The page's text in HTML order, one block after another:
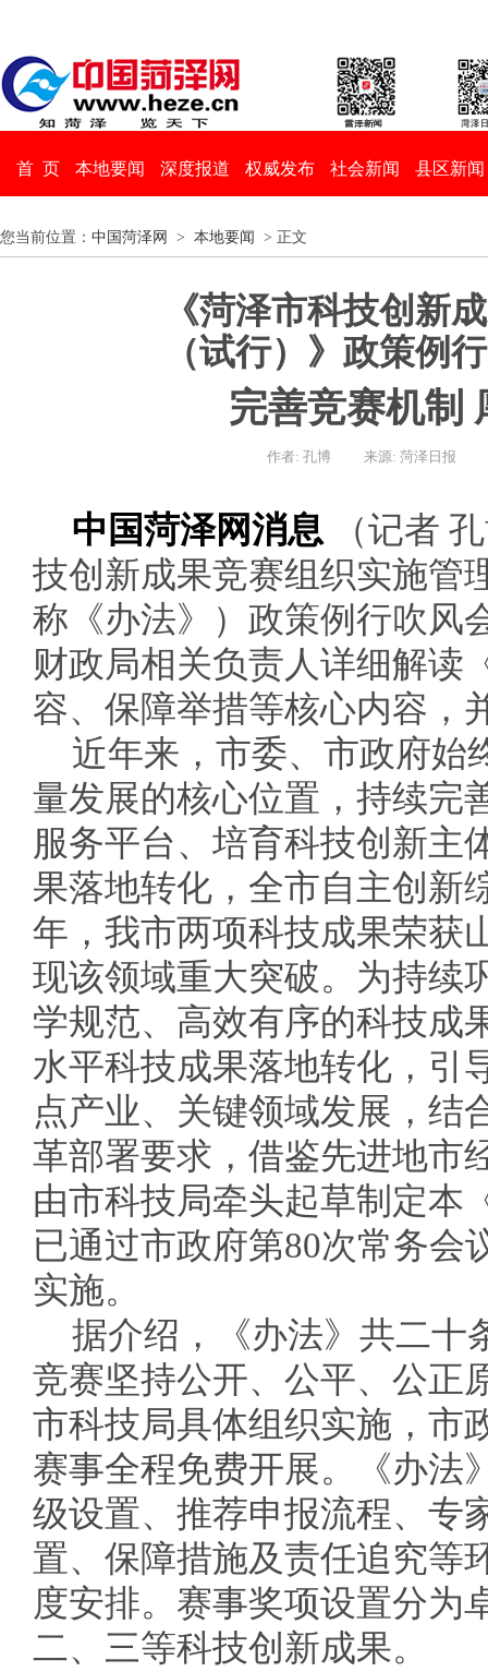
首 页 本地要闻 深度报道 权威发布 社会新闻 县区新闻
您当前位置： 中国菏泽网 > 本地要闻 > 正文
《菏泽市科技创新
（试行）》政策例
完善竞赛机制
作者: 孔博 来源: 菏泽日报
中国菏泽网消息 （记者
技创新成果竞赛组织实施管
称《办法》）政策例行吹风
财政局相关负责人详细解读
容、保障举措等核心内容，
近年来，市委、市政府始
量发展的核心位置，持续完
服务平台、培育科技创新主
果落地转化，全市自主创新
年，我市两项科技成果荣获
现该领域重大突破。为持续
学规范、高效有序的科技成
水平科技成果落地转化，引
点产业、关键领域发展，结
革部署要求，借鉴先进地市
由市科技局牵头起草制定本
已通过市政府第80次常务会
实施。
据介绍，《办法》共二十
竞赛坚持公开、公平、公正
市科技局具体组织实施，市
赛事全程免费开展。《办法
级设置、推荐申报流程、专
置、保障措施及责任追究等
度安排。赛事奖项设置分为
二、三等科技创新成果。